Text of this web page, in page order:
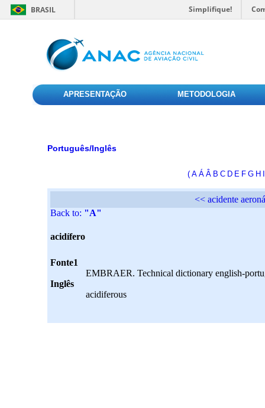
BRASIL Simplifique!
APRESENTAÇÃO METODOLOGIA
Português/Inglês
( A Á Â B C D E F G H
<< acidente
Back to: "A"
acidífero
Fonte1
EMBRAER. Technical dictionary english-
Inglês
acidiferous